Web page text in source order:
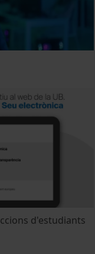
d'estudiants